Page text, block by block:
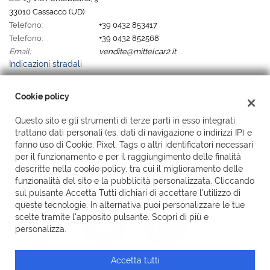
33010 Cassacco (UD)
Telefono:
+39 0432 853417
Telefono:
+39 0432 852568
Email:
vendite@mittelcar2.it
Indicazioni stradali
Mittelcar 2 Srl
Via Pontebbana, 9, Cassacco (UD)
C.F/P.IVA:02176820302 sdi SUBM70N
Registro delle imprese:UD
Cookie policy
Questo sito e gli strumenti di terze parti in esso integrati
trattano dati personali (es. dati di navigazione o indirizzi IP) e
fanno uso di Cookie, Pixel, Tags o altri identificatori necessari
per il funzionamento e per il raggiungimento delle finalità
descritte nella cookie policy, tra cui il miglioramento delle
funzionalità del sito e la pubblicità personalizzata. Cliccando
sul pulsante Accetta Tutti dichiari di accettare l'utilizzo di
queste tecnologie. In alternativa puoi personalizzare le tue
scelte tramite l'apposito pulsante. Scopri di più e
personalizza.
Accetta tutti